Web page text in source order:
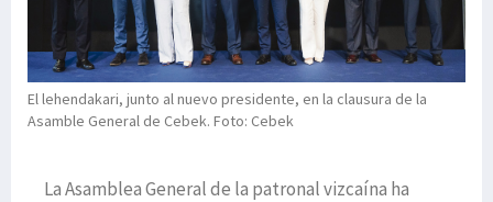
El lehendakari, junto al nuevo presidente, en la clausura de la
Asamble General de Cebek. Foto: Cebek
La Asamblea General de la patronal vizcaína ha